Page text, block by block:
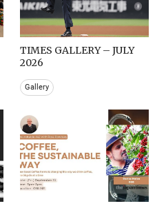
TIMES GALLERY – JULY
2026
Gallery